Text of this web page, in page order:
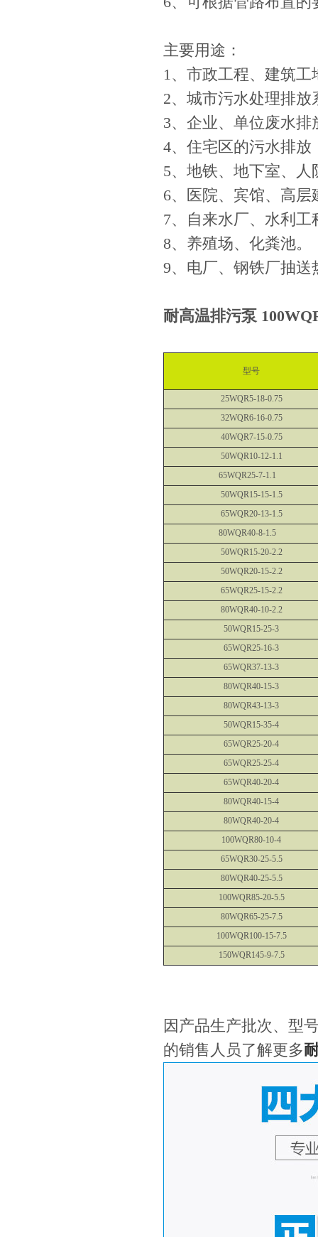
主要用途：
1、市政工程、建筑工
2、城市污水处理排放
3、企业、单位废水排
4、住宅区的污水排放
5、地铁、地下室、人
6、医院、宾馆、高层
7、自来水厂、水利工
8、养殖场、化粪池。
9、电厂、钢铁厂抽送
耐高温排污泵
型号
25WQR5-18-0.75
32WQR6-16-0.75
40WQR7-15-0.75
50WQR10-12-1.1
65WQR25-7-1.1
50WQR15-15-1.5
65WQR20-13-1.5
80WQR40-8-1.5
50WQR15-20-2.2
50WQR20-15-2.2
65WQR25-15-2.2
80WQR40-10-2.2
50WQR15-25-3
65WQR25-16-3
65WQR37-13-3
80WQR40-15-3
80WQR43-13-3
50WQR15-35-4
65WQR25-20-4
65WQR25-25-4
65WQR40-20-4
80WQR40-15-4
80WQR40-20-4
100WQR80-10-4
65WQR30-25-5.5
80WQR40-25-5.5
100WQR85-20-5.5
80WQR65-25-7.5
100WQR100-15-7.5
150WQR145-9-7.5
因产品生产批次、型
的销售人员了解更多